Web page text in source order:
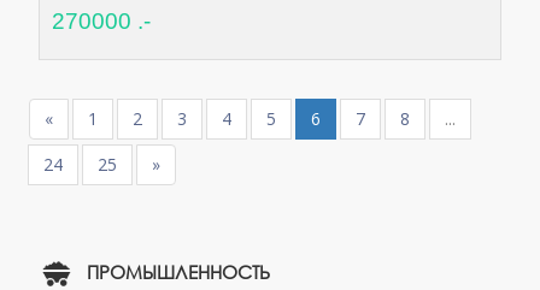
270000 .-
« 1 2 3 4 5 6 7 8
...
24
25 »
ПРОМЫШЛЕННОСТЬ